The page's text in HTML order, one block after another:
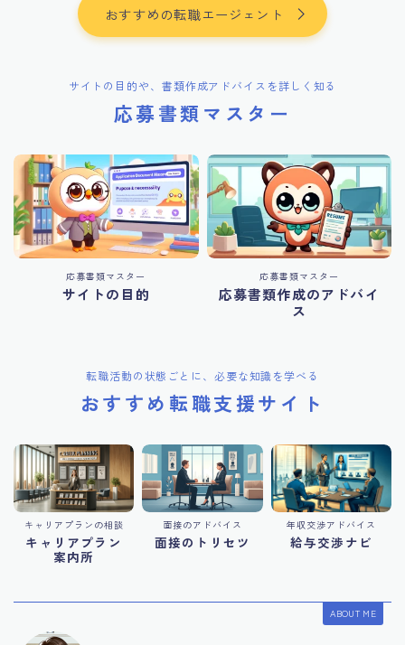
おすすめの転職エージェント
サイトの目的や、書類作成アドバイスを詳しく知る
応募書類マスター
応募書類マスター
サイトの目的
応募書類マスター
応募書類作成のアドバイ
ス
転職活動の状態ごとに、必要な知識を学べる
おすすめ転職支援サイト
キャリアプランの相談
キャリアプラン
案内所
面接のアドバイス
面接のトリセツ
年収交渉アドバイス
給与交渉ナビ
ABOUT ME